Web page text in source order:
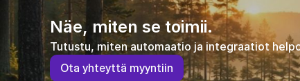
Näe, miten se toimii.
Tutustu, miten automaatio ja integraatiot
Ota yhteyttä myyntiin